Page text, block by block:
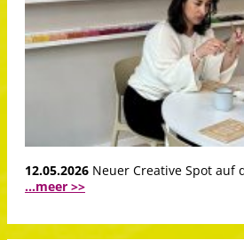
12.05.2026 Neuer Creative Spot auf
...meer >>